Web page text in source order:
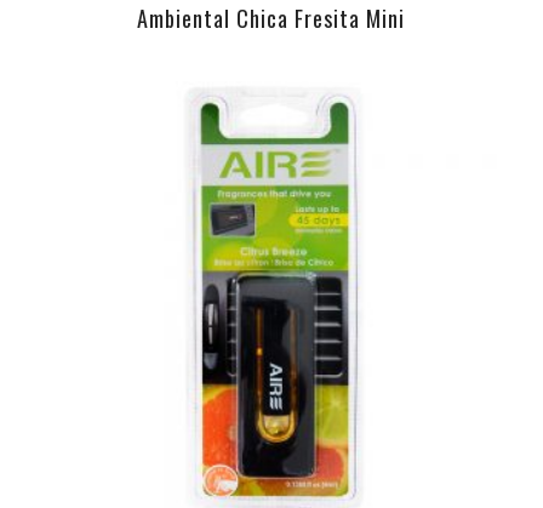
Ambiental Chica Fresita Mini